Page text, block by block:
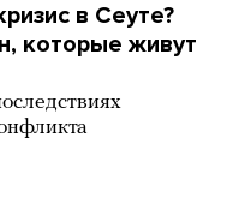
в Сеуте?
которые живут